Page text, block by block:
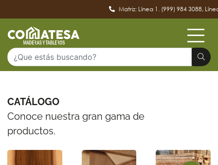
Matriz: Línea 1. (999) 984 3088, Línea
CATÁLOGO
Conoce nuestra gran gama de
productos.